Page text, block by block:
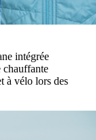
intégrée
chauffante
à vélo lors des